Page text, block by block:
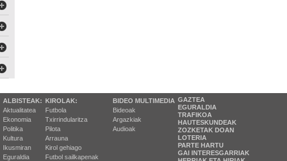
ALBISTEAK:
Aktualitatea
Ekonomia
Politika
Kultura
Ikusmiran
Eguraldia
KIROLAK:
Futbola
Txirrindularitza
Pilota
Arrauna
Kirol gehiago
Futbol sailkapenak
BIDEO MULTIMEDIA
Bideoak
Argazkiak
Audioak
GAZTEA
EGURALDIA
TRAFIKOA
HAUTESKUNDEAK
ZOZKETAK DOAN
LOTERIA
PARTE HARTU
GAI INTERESGARRIAK